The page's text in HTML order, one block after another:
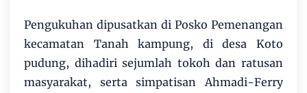
Pengukuhan dipusatkan di Posko Pemenangan
kecamatan Tanah kampung, di desa Koto
pudung, dihadiri sejumlah tokoh dan ratusan
masyarakat, serta simpatisan Ahmadi-Ferry